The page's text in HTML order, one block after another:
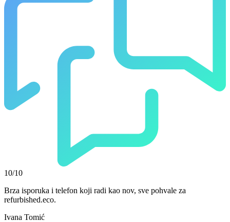
10/10
Brza isporuka i telefon koji radi kao nov, sve pohvale za
refurbished.eco.
Ivana Tomić